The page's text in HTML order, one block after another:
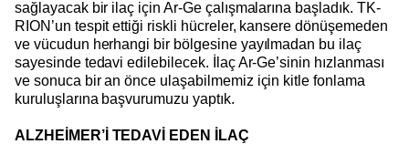
sağlayacak bir ilaç için Ar-Ge çalışmalarına başladık. TK-
RION’un tespit ettiği riskli hücreler, kansere dönüşemeden
ve vücudun herhangi bir bölgesine yayılmadan bu ilaç
sayesinde tedavi edilebilecek. İlaç Ar-Ge’sinin hızlanması
ve sonuca bir an önce ulaşabilmemiz için kitle fonlama
kuruluşlarına başvurumuzu yaptık.
ALZHEİMER’İ TEDAVİ EDEN İLAÇ